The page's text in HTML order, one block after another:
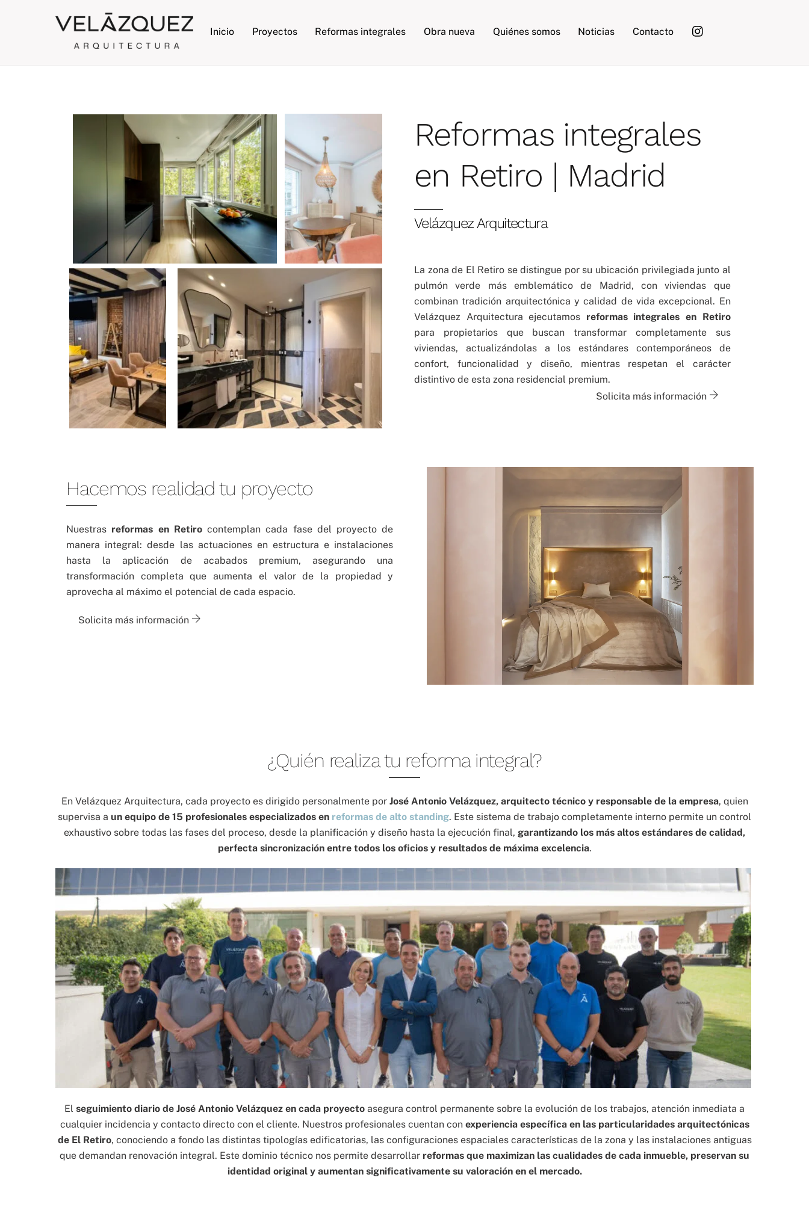
Inicio Proyectos Reformas integrales Obra nueva Quiénes somos Noticias Contacto
Reformas integrales
en Retiro | Madrid
Velázquez Arquitectura
La zona de El Retiro se distingue por su ubicación privilegiada junto al
pulmón verde más emblemático de Madrid, con viviendas que
combinan tradición arquitectónica y calidad de vida excepcional. En
Velázquez Arquitectura ejecutamos reformas integrales en Retiro
para propietarios que buscan transformar completamente sus
viviendas, actualizándolas a los estándares contemporáneos de
confort, funcionalidad y diseño, mientras respetan el carácter
distintivo de esta zona residencial premium.
Solicita más información
Hacemos realidad tu proyecto
Nuestras reformas en Retirocontemplan cada fase del proyecto de
manera integral: desde las actuaciones en estructura e instalaciones
hasta la aplicación de acabados premium, asegurando una
transformación completa que aumenta el valor de la propiedad y
aprovecha al máximo el potencial de cada espacio.
Solicita más información
¿Quién realiza tu reforma integral?
En Velázquez Arquitectura, cada proyecto es dirigido personalmente por José Antonio Velázquez, arquitecto técnico y responsable de la empresa, quien
supervisa a un equipo de 15 profesionales especializados en reformas de alto standing. Este sistema de trabajo completamente interno permite un control
exhaustivo sobre todas las fases del proceso, desde la planificación y diseño hasta la ejecución final, garantizando los más altos estándares de calidad,
perfecta sincronización entre todos los oficios y resultados de máxima excelencia.
El seguimiento diario de José Antonio Velázquez en cada proyecto asegura control permanente sobre la evolución de los trabajos, atención inmediata a
cualquier incidencia y contacto directo con el cliente. Nuestros profesionales cuentan con experiencia específica en las particularidades arquitectónicas
de El Retiro, conociendo a fondo las distintas tipologías edificatorias, las configuraciones espaciales características de la zona y las instalaciones antiguas
que demandan renovación integral. Este dominio técnico nos permite desarrollar reformas que maximizan las cualidades de cada inmueble, preservan su
identidad original y aumentan significativamente su valoración en el mercado.